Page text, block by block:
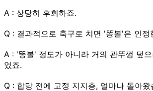
A : 상당히 후회하죠.
Q : 결과적으로 축구로 치면 '똥볼'은 인정
A : '똥볼' 정도가 아니라 거의 관뚜껑 덮
었죠.
Q : 합당 전에 고정 지지층, 얼마나 돌아왔